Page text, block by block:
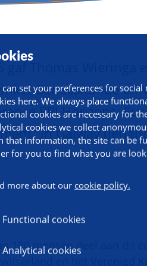
can set your preferences for
here. We always place
cookies are necessary for
cookies we collect
that information, the site can be
for you to find what you are
more about our cookie policy.
Functional cookies
Analytical cookies
Thomas Wieringa
Geneeskunde en
PPI Horizons:
in Galway
180 mensen deel aan dit
en het Verenigd